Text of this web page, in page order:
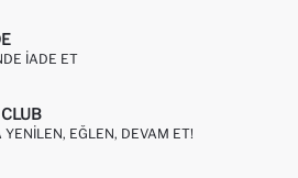
IADE ET
YENILEN, EĞLEN, DEVAM ET!